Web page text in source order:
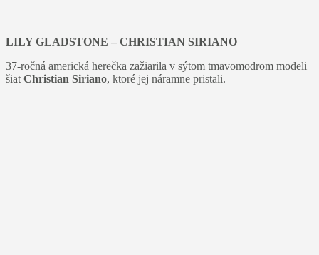
LILY GLADSTONE – CHRISTIAN SIRIANO
37-ročná americká herečka zažiarila v sýtom tmavomodrom modeli
šiat Christian Siriano, ktoré jej náramne pristali.